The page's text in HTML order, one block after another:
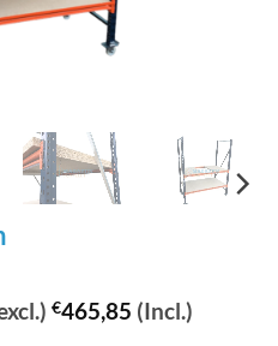
€465,85 (Incl.)